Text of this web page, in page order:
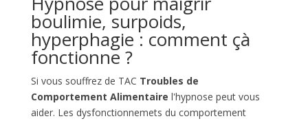
boulimie, surpoids,
hyperphagie : comment çà
fonctionne ?
Si vous souffrez de TAC Troubles de
Comportement Alimentaire l'hypnose peut vous
aider. Les dysfonctionnemets du comportement